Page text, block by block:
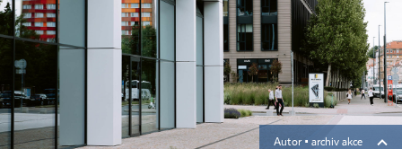
Autor ▪ archiv akce